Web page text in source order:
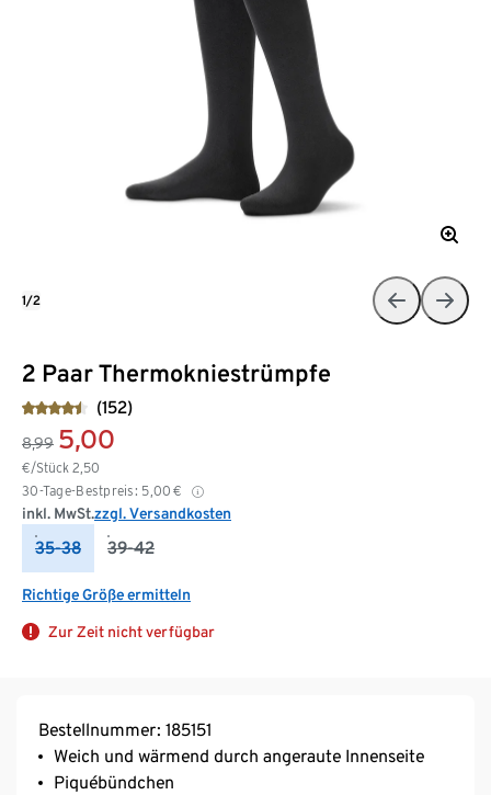
2 Paar Thermokniestrümpfe
(152)
8,99 5,00
€/Stück 2,50
30-Tage-Bestpreis: 5,00 €
inkl. MwSt.zzgl. Versandkosten
35-38 39-42
Richtige Größe ermitteln
Zur Zeit nicht verfügbar
1/2
Bestellnummer: 185151
Weich und wärmend durch angeraute Innenseite
Piquébündchen